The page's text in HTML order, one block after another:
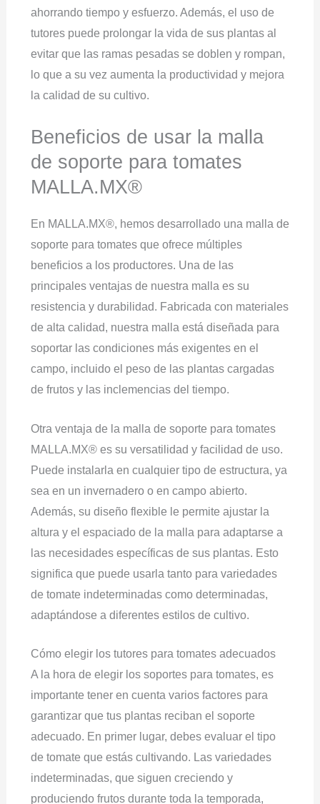
ahorrando tiempo y esfuerzo. Además, el uso de
tutores puede prolongar la vida de sus plantas al
evitar que las ramas pesadas se doblen y rompan,
lo que a su vez aumenta la productividad y mejora
la calidad de su cultivo.
Beneficios de usar la malla
de soporte para tomates
MALLA.MX®
En MALLA.MX®, hemos desarrollado una malla de
soporte para tomates que ofrece múltiples
beneficios a los productores. Una de las
principales ventajas de nuestra malla es su
resistencia y durabilidad. Fabricada con materiales
de alta calidad, nuestra malla está diseñada para
soportar las condiciones más exigentes en el
campo, incluido el peso de las plantas cargadas
de frutos y las inclemencias del tiempo.
Otra ventaja de la malla de soporte para tomates
MALLA.MX® es su versatilidad y facilidad de uso.
Puede instalarla en cualquier tipo de estructura, ya
sea en un invernadero o en campo abierto.
Además, su diseño flexible le permite ajustar la
altura y el espaciado de la malla para adaptarse a
las necesidades específicas de sus plantas. Esto
significa que puede usarla tanto para variedades
de tomate indeterminadas como determinadas,
adaptándose a diferentes estilos de cultivo.
Cómo elegir los tutores para tomates adecuados
A la hora de elegir los soportes para tomates, es
importante tener en cuenta varios factores para
garantizar que tus plantas reciban el soporte
adecuado. En primer lugar, debes evaluar el tipo
de tomate que estás cultivando. Las variedades
indeterminadas, que siguen creciendo y
produciendo frutos durante toda la temporada,